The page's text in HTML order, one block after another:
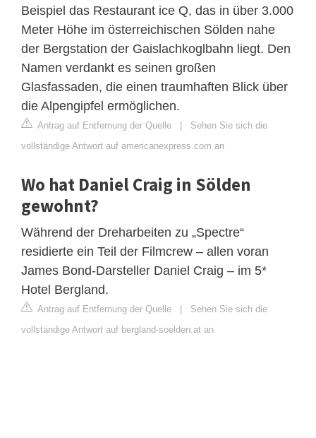
Beispiel das Restaurant ice Q, das in über 3.000
Meter Höhe im österreichischen Sölden nahe
der Bergstation der Gaislachkoglbahn liegt. Den
Namen verdankt es seinen großen
Glasfassaden, die einen traumhaften Blick über
die Alpengipfel ermöglichen.
Antrag auf Entfernung der Quelle
Sehen Sie sich die
vollständige Antwort auf americanexpress.com an
Wo hat Daniel Craig in Sölden
gewohnt?
Während der Dreharbeiten zu „Spectre“
residierte ein Teil der Filmcrew – allen voran
James Bond-Darsteller Daniel Craig – im 5*
Hotel Bergland.
Antrag auf Entfernung der Quelle
Sehen Sie sich die
vollständige Antwort auf bergland-soelden.at an